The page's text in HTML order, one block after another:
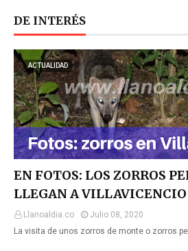
DE INTERÉS
ACTUALIDAD
EN FOTOS: LOS ZORROS
LLEGAN A VILLAVICENCIO
Llanoaldia.co
Julio 08, 2020
La visita de unos zorros de monte o zorros